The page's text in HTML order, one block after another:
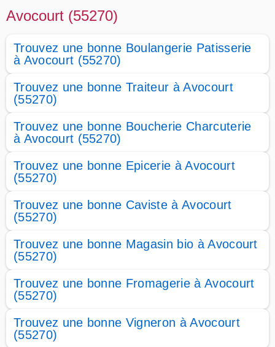
Avocourt (55270)
Trouvez une bonne Boulangerie Patisserie
à Avocourt (55270)
Trouvez une bonne Traiteur à Avocourt
(55270)
Trouvez une bonne Boucherie Charcuterie
à Avocourt (55270)
Trouvez une bonne Epicerie à Avocourt
(55270)
Trouvez une bonne Caviste à Avocourt
(55270)
Trouvez une bonne Magasin bio à Avocourt
(55270)
Trouvez une bonne Fromagerie à Avocourt
(55270)
Trouvez une bonne Vigneron à Avocourt
(55270)